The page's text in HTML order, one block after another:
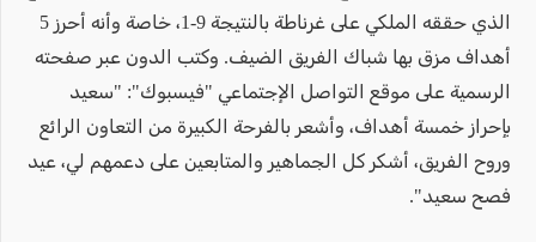
الذي حققه الملكي على غرناطة بالنتيجة 9-1، خاصة وأنه أحرز 5
أهداف مزق بها شباك الفريق الضيف. وكتب الدون عبر صفحته
الرسمية على موقع التواصل الإجتماعي "فيسبوك": "سعيد
بإحراز خمسة أهداف، وأشعر بالفرحة الكبيرة من التعاون الرائع
وروح الفريق، أشكر كل الجماهير والمتابعين على دعمهم لي، عيد
فصح سعيد".